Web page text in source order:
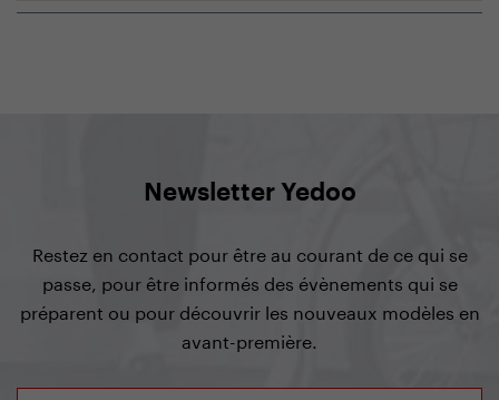
Newsletter Yedoo
Restez en contact pour être au courant de ce qui se
passe, pour être informés des évènements qui se
préparent ou pour découvrir les nouveaux modèles en
avant-première.